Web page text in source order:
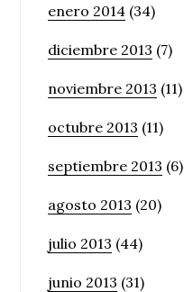
enero 2014 (34)
diciembre 2013 (7)
noviembre 2013 (11)
octubre 2013 (11)
septiembre 2013 (6)
agosto 2013 (20)
julio 2013 (44)
junio 2013 (31)